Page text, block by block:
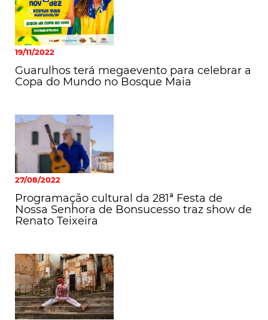
19/11/2022
Guarulhos terá megaevento para celebrar a
Copa do Mundo no Bosque Maia
27/08/2022
Programação cultural da 281ª Festa de
Nossa Senhora de Bonsucesso traz show de
Renato Teixeira